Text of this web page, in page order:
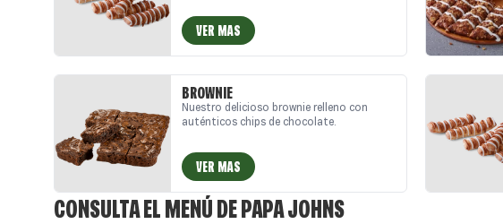
VER MAS
BROWNIE
Nuestro delicioso brownie relleno con
auténticos chips de chocolate.
VER MAS
CONSULTA EL MENÚ DE PAPA JOHNS